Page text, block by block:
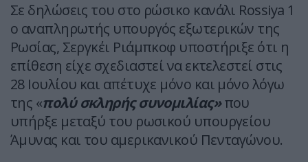
Σε δηλώσεις του στο ρώσικο κανάλι Rossiya 1
ο αναπληρωτής υπουργός εξωτερικών της
Ρωσίας, Σεργκέι Ριάμπκοφ υποστήριξε ότι η
επίθεση είχε σχεδιαστεί να εκτελεστεί στις
28 Ιουλίου και απέτυχε μόνο και μόνο λόγω
της «πολύ σκληρής συνομιλίας»που
υπήρξε μεταξύ του ρωσικού υπουργείου
Άμυνας και του αμερικανικού Πενταγώνου.